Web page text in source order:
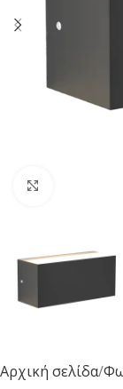
Αρχική σελίδα